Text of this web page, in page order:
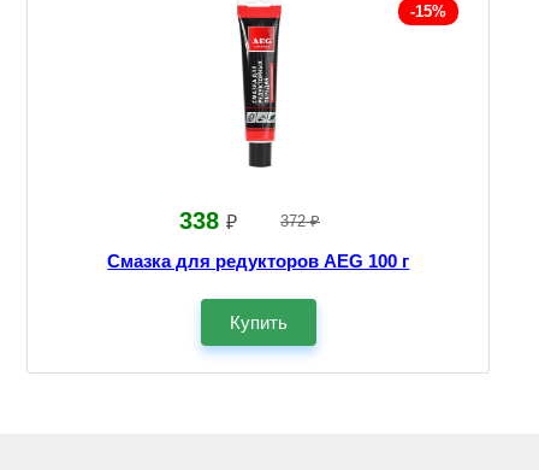
-15%
338 ₽ 372 ₽
Смазка для редукторов AEG 100 г
Купить